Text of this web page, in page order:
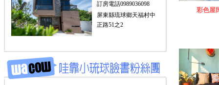
訂房電話0989036098
屏東縣琉球鄉天福村中
正路51之2
彩色屋